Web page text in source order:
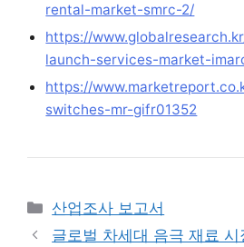
rental-market-smrc-2/
https://
launch-services-market-
https://
switches-mr-gifr01352
Categories
산업조사 보고서
글로벌 차세대 음극 재료